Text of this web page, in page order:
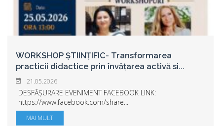
WORKSHOP ȘTIINȚIFIC- Transformarea
practicii didactice prin învățarea activă si...
21.05.2026
DESFĂȘURARE EVENIMENT FACEBOOK LINK:
https://www.facebook.com/share...
MAI MULT